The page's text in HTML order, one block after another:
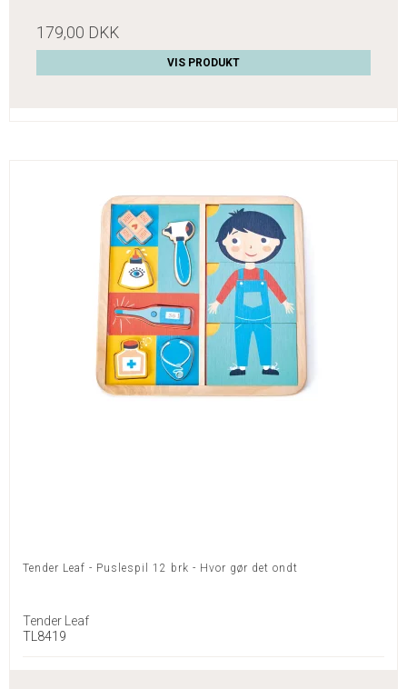
179,00 DKK
VIS PRODUKT
Tender Leaf - Puslespil 12 brk - Hvor gør det ondt
Tender Leaf
TL8419